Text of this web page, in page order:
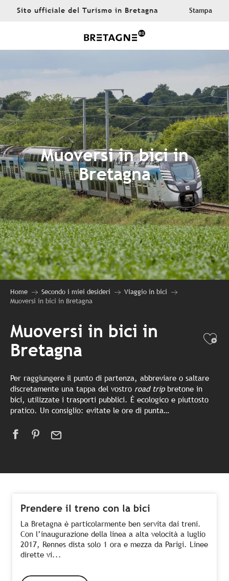
AllerSito ufficiale del Turismo in Bretagna Stampa
Muoversi in bici in
Bretagna
Home Secondo i miei desideri
Viaggio in bici
Muoversi in bici in Bretagna
Muoversi in bici in
Bretagna
Per raggiungere il punto di partenza, abbreviare o saltare
discretamente una tappa del vostro road tripbretone in
bici, utilizzate i trasporti pubblici. È ecologico e piuttosto
pratico. Un consiglio: evitate le ore di punta…
Prendere il treno con la bici
La Bretagna è particolarmente ben servita dai treni.
Con l’inaugurazione della linea a alta velocità a luglio
2017, Rennes dista solo 1 ora e mezza da Parigi. Linee
dirette vi...